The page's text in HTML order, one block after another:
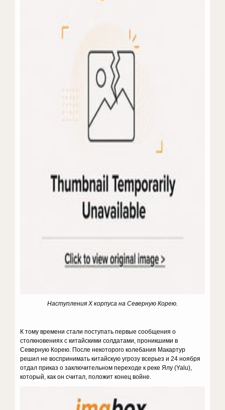
Наступления X корпуса на Северную Корею.
К тому времени стали поступать первые сообщения о
столкновениях с китайскими солдатами, проникшими в
Северную Корею. После некоторого колебания Макартур
решил не воспринимать китайскую угрозу всерьез и 24 ноября
отдал приказ о заключительном переходе к реке Ялу (Yalu),
который, как он считал, положит конец войне.